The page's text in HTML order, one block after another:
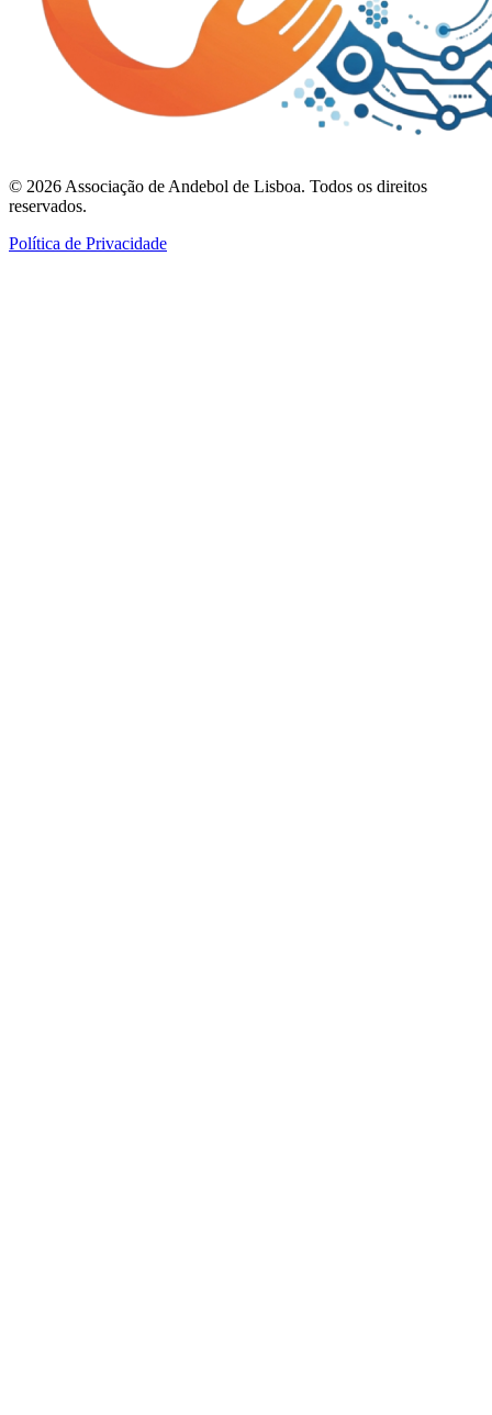
© 2026 Associação de Andebol de Lisboa. Todos os direitos
reservados.
Política de Privacidade